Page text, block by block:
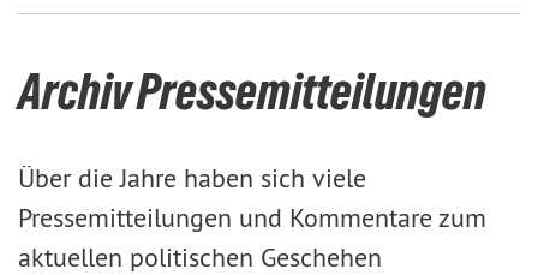
Archiv Pressemitteilungen
Über die Jahre haben sich viele
Pressemitteilungen und Kommentare zum
aktuellen politischen Geschehen